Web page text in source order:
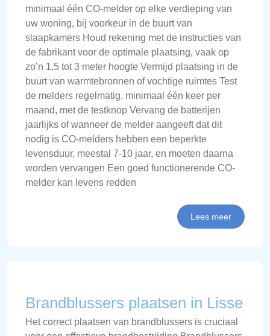
minimaal één CO-melder op elke verdieping van
uw woning, bij voorkeur in de buurt van
slaapkamers Houd rekening met de instructies van
de fabrikant voor de optimale plaatsing, vaak op
zo’n 1,5 tot 3 meter hoogte Vermijd plaatsing in de
buurt van warmtebronnen of vochtige ruimtes Test
de melders regelmatig, minimaal één keer per
maand, met de testknop Vervang de batterijen
jaarlijks of wanneer de melder aangeeft dat dit
nodig is CO-melders hebben een beperkte
levensduur, meestal 7-10 jaar, en moeten daarna
worden vervangen Een goed functionerende CO-
melder kan levens redden
Lees meer
Brandblussers plaatsen in Lisse
Het correct plaatsen van brandblussers is cruciaal